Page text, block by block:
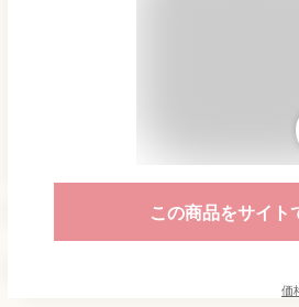
この商品をサイト
価